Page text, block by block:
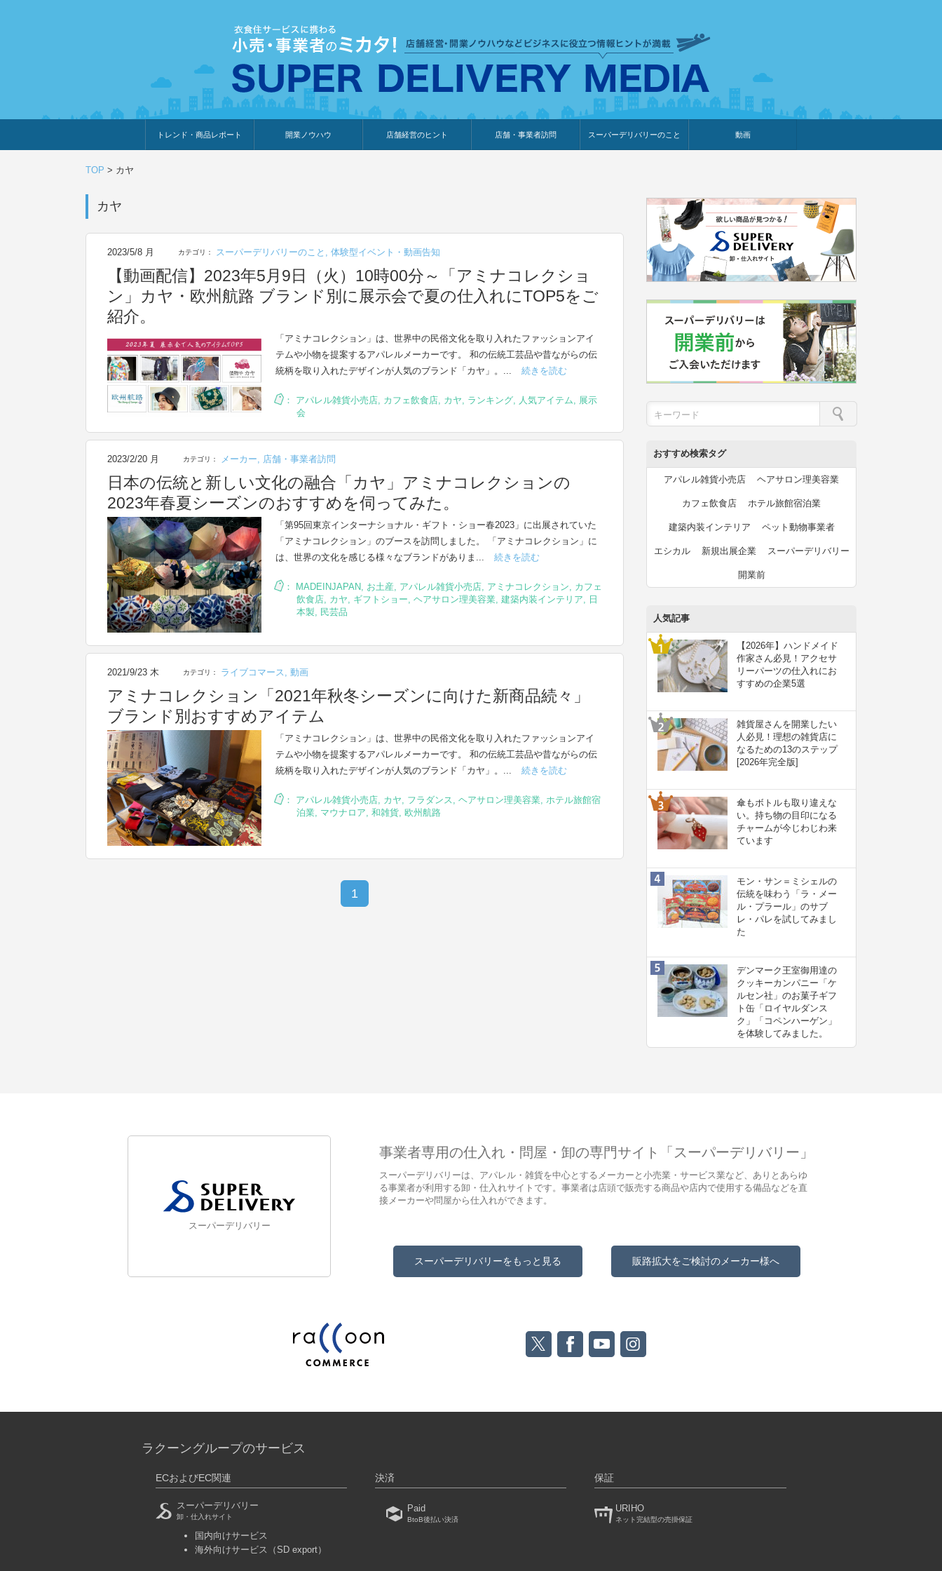
トレンド・商品レポート 開業ノウハウ 店舗経営のヒント 店舗・事業者訪問 スーパーデリバリーのこと 動画
TOP > カヤ
カヤ
2023/5/8 月 カテゴリ： スーパーデリバリーのこと , 体験型イベント・動画告知
【動画配信】2023年5月9日（火）10時00分～「アミナコレクショ
ン」カヤ・欧州航路 ブランド別に展示会で夏の仕入れにTOP5をご
紹介。
「アミナコレクション」は、世界中の民俗文化を取り入れたファッションアイ
テムや小物を提案するアパレルメーカーです。 和の伝統工芸品や昔ながらの伝
統柄を取り入れたデザインが人気のブランド「カヤ」。...
続きを読む
： アパレル雑貨小売店, カフェ飲食店, カヤ, ランキング, 人気アイテム, 展示
会
2023/2/20 月 カテゴリ： メーカー, 店舗・事業者訪問
日本の伝統と新しい文化の融合「カヤ」アミナコレクションの
2023年春夏シーズンのおすすめを伺ってみた。
「第95回東京インターナショナル・ギフト・ショー春2023」に出展されていた
「アミナコレクション」のブースを訪問しました。 「アミナコレクション」に
は、世界の文化を感じる様々なブランドがありま...
続きを読む
： MADEINJAPAN, お土産, アパレル雑貨小売店, アミナコレクション, カフェ
飲食店, カヤ, ギフトショー, ヘアサロン理美容業, 建築内装インテリア, 日
本製, 民芸品
2021/9/23 木 カテゴリ： ライブコマース, 動画
アミナコレクション「2021年秋冬シーズンに向けた新商品続々」
ブランド別おすすめアイテム
「アミナコレクション」は、世界中の民俗文化を取り入れたファッションアイ
テムや小物を提案するアパレルメーカーです。 和の伝統工芸品や昔ながらの伝
統柄を取り入れたデザインが人気のブランド「カヤ」。...
続きを読む
： アパレル雑貨小売店, カヤ, フラダンス, ヘアサロン理美容業, ホテル旅館宿
泊業, マウナロア, 和雑貨, 欧州航路
1
おすすめ検索タグ
アパレル雑貨小売店 ヘアサロン理美容業
カフェ飲食店 ホテル旅館宿泊業
建築内装インテリア ペット動物事業者
エシカル 新規出展企業 スーパーデリバリー
開業前
人気記事
【2026年】ハンドメイド
作家さん必見！アクセサ
リーパーツの仕入れにお
すすめの企業5選
雑貨屋さんを開業したい
人必見！理想の雑貨店に
なるための13のステップ
[2026年完全版]
傘もボトルも取り違えな
い。持ち物の目印になる
チャームが今じわじわ来
ています
モン・サン＝ミシェルの
伝統を味わう「ラ・メー
ル・プラール」のサブ
レ・パレを試してみまし
た
デンマーク王室御用達の
クッキーカンパニー「ケ
ルセン社」のお菓子ギフ
ト缶「ロイヤルダンス
ク」「コペンハーゲン」
を体験してみました。
スーパーデリバリー
事業者専用の仕入れ・問屋・卸の専門サイト「スーパーデリバリー」
スーパーデリバリーは、アパレル・雑貨を中心とするメーカーと小売業・サービス業など、ありとあらゆ
る事業者が利用する卸・仕入れサイトです。事業者は店頭で販売する商品や店内で使用する備品などを直
接メーカーや問屋から仕入れができます。
スーパーデリバリーをもっと見る 販路拡大をご検討のメーカー様へ
ラクーングループのサービス
ECおよびEC関連
スーパーデリバリー
卸・仕入れサイト
国内向けサービス
海外向けサービス
（SD export）
決済
Paid
BtoB後払い決済
保証
URIHO
ネット完結型の売掛保証